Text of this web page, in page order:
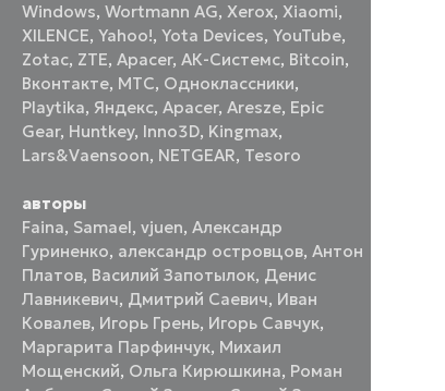
Windows,Wortmann AG,Xerox,Xiaomi,
XILENCE,Yahoo!,Yota Devices,YouTube,
Zotac, ZTE,Аpacer,АК-Системс, Вitcoin,
Вконтакте, МТС, Одноклассники,
Playtika, Яндекс,Apacer,Aresze, Epic
Gear, Huntkey, Inno3D, Kingmax,
Lars&Vaensoon, NETGEAR, Tesoro
авторы
Faina, Samael,vjuen,Александр
Гуриненко, александр островцов,Антон
Платов, Василий Запотылок, Денис
Лавникевич, Дмитрий Саевич, Иван
Ковалев, Игорь Грень, Игорь Савчук,
Маргарита Парфинчук, Михаил
Мощенский, Ольга Кирюшкина, Роман